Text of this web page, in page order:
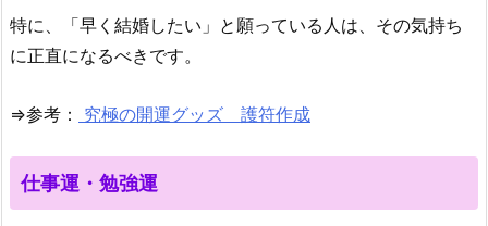
特に、「早く結婚したい」と願っている人は、その気持ち
に正直になるべきです。
⇒参考： 究極の開運グッズ 護符作成
仕事運・勉強運